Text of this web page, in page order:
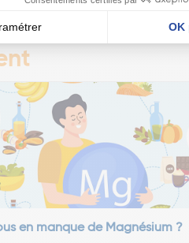
en manque de Magnésium ?